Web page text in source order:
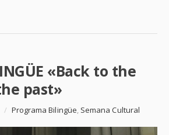
«Back to the
past»
/ Programa Bilingüe, Semana Cultural